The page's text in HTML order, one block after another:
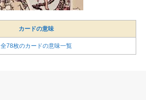
カードの意味
全78枚のカードの意味一覧